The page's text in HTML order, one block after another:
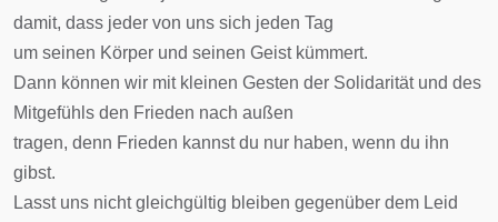
damit, dass jeder von uns sich jeden Tag
um seinen Körper und seinen Geist kümmert.
Dann können wir mit kleinen Gesten der Solidarität und des
Mitgefühls den Frieden nach außen
tragen, denn Frieden kannst du nur haben, wenn du ihn
gibst.
Lasst uns nicht gleichgültig bleiben gegenüber dem Leid